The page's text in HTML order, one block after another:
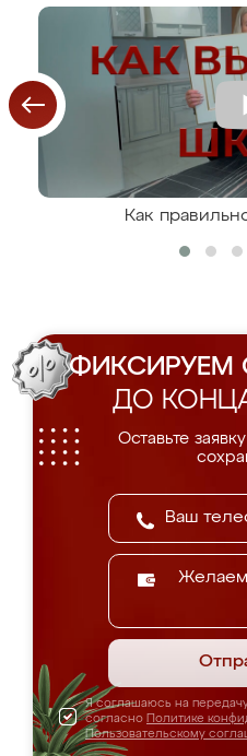
Как
ФИКСИРУЕМ
ДО
Оставьте
Я соглашаюсь на
согласно Политике
Пользовательскому